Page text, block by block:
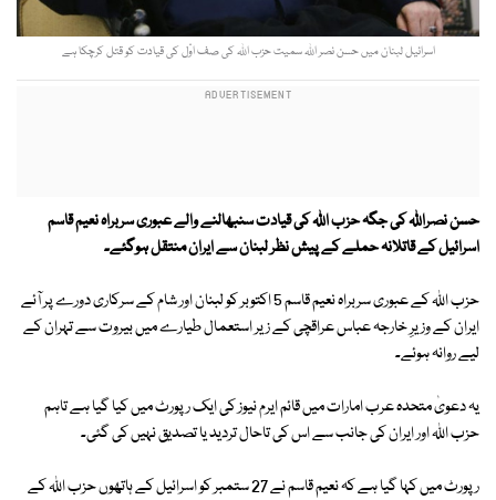
اسرائیل لبنان میں حسن نصر اللہ سمیت حزب اللہ کی صف اوّل کی قیادت کو قتل کرچکا ہے
حسن نصراللہ کی جگہ حزب اللہ کی قیادت سنبھالنے والے عبوری سربراہ نعیم قاسم
اسرائیل کے قاتلانہ حملے کے پیش نظر لبنان سے ایران منتقل ہوگئے۔
حزب اللہ کے عبوری سربراہ نعیم قاسم 5 اکتوبر کو لبنان اور شام کے سرکاری دورے پر آئے
ایران کے وزیرِ خارجہ عباس عراقچی کے زیر استعمال طیارے میں بیروت سے تہران کے
لیے روانہ ہوئے۔
یہ دعویٰ متحدہ عرب امارات میں قائم ایرم نیوز کی ایک رپورٹ میں کیا گیا ہے تاہم
حزب اللہ اور ایران کی جانب سے اس کی تاحال تردید یا تصدیق نہیں کی گئی۔
رپورٹ میں کہا گیا ہے کہ نعیم قاسم نے 27 ستمبر کو اسرائیل کے ہاتھوں حزب اللہ کے